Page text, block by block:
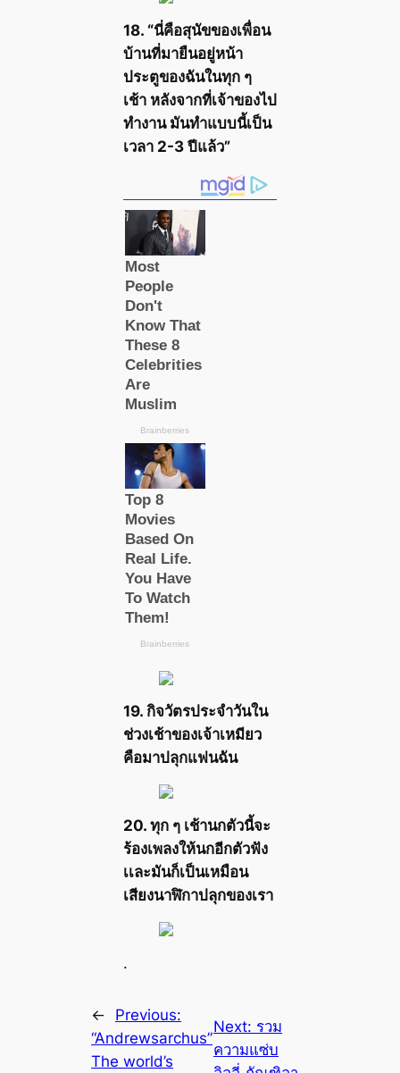
18. “นี่คือสุนัขของเพื่อน
บ้านที่มายืนอยู่หน้า
ประตูของฉันในทุก ๆ
เช้า หลังจากที่เจ้าของไป
ทำงาน มันทำแบบนี้เป็น
เวลา 2-3 ปีแล้ว”
19. กิจวัตรประจำวันใน
ช่วงเช้าของเจ้าเหมียว
คือมาปลุกแฟนฉัน
20. ทุก ๆ เช้านกตัวนี้จะ
ร้องเพลงให้นกอีกตัวฟัง
เเละมันก็เป็นเหมือน
เสียงนาฬิกาปลุกของเรา
.
←
Previous:
“Andrewsarchus”
The world’s
Next: รวม
ความแซ่บ